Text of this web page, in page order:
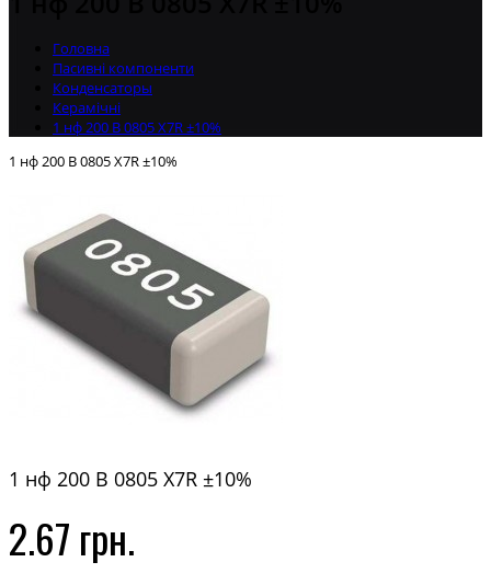
Головна
Пасивні компоненти
Конденсаторы
Керамічні
1 нф 200 В 0805 X7R ±10%
1 нф 200 В 0805 X7R ±10%
1 нф 200 В 0805 X7R ±10%
2.67 грн.